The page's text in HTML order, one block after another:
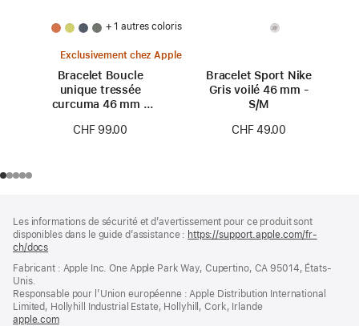
+ 1 autres coloris
Exclusivement chez Apple
Bracelet Boucle
unique tressée
curcuma 46 mm -
CHF 99.00
Bracelet Sport Nike
Gris voilé 46 mm -
S/M
CHF 49.00
de
page
de
bas
page
Les informations de sécurité et d’avertissement pour ce produit sont
disponibles dans le guide d’assistance : https://support.apple.com/fr-
ch/docs
une
fenêtre)
Fabricant : Apple Inc. One Apple Park Way, Cupertino, CA 95014, États-
Unis.
Responsable pour l’Union européenne : Apple Distribution International
Limited, Hollyhill Industrial Estate, Hollyhill, Cork, Irlande
apple.com(s’ouvre